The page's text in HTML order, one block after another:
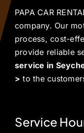
PAPA CAR
company. Our
process, cost-
provide reliable
service in
> to the
Service